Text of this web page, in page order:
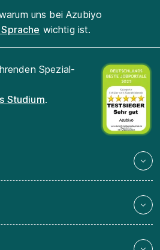
uns bei Azubiyo
wichtig ist.
Spezial-
Studium.